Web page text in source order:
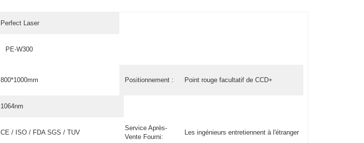
Perfect Laser
PE-W300
800*1000mm Positionnement : Point rouge facultatif de CCD+
1064nm
CE / ISO / FDA SGS / TUV
Service Après-
Vente Fourni:
Les ingénieurs entretiennent à l'étranger